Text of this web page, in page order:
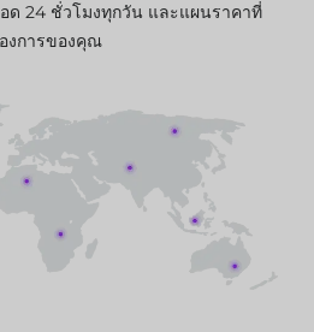
ด 24 ชั่วโมงทุกวัน และแผนราคาที่
งการของคุณ